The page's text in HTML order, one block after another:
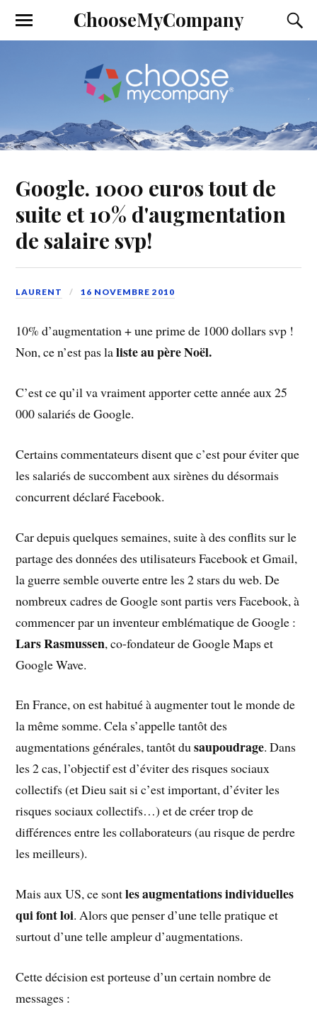
ChooseMyCompany
Google. 1000 euros tout de
suite et 10% d'augmentation
de salaire svp!
LAURENT 16 NOVEMBRE 2010
10% d’augmentation + une prime de 1000 dollars svp !
Non, ce n’est pas laliste au père Noël.
C’est ce qu’il va vraiment apporter cette année aux 25
000 salariés de Google.
Certains commentateurs disent que c’est pour éviter que
les salariés de succombent aux sirènes du désormais
concurrent déclaré Facebook.
Car depuis quelques semaines, suite à des conflits sur le
partage des données des utilisateurs Facebook et Gmail,
la guerre semble ouverte entre les 2 stars du web. De
nombreux cadres de Google sont partis vers Facebook, à
commencer par un inventeur emblématique de Google :
Lars Rasmussen, co-fondateur de Google Maps et
Google Wave.
En France, on est habitué à augmenter tout le monde de
la même somme. Cela s’appelle tantôt des
augmentations générales, tantôt dusaupoudrage. Dans
les 2 cas, l’objectif est d’éviter des risques sociaux
collectifs (et Dieu sait si c’est important, d’éviter les
risques sociaux collectifs…) et de créer trop de
différences entre les collaborateurs (au risque de perdre
les meilleurs).
Mais aux US, ce sontles augmentations individuelles
qui font loi. Alors que penser d’une telle pratique et
surtout d’une telle ampleur d’augmentations.
Cette décision est porteuse d’un certain nombre de
messages :